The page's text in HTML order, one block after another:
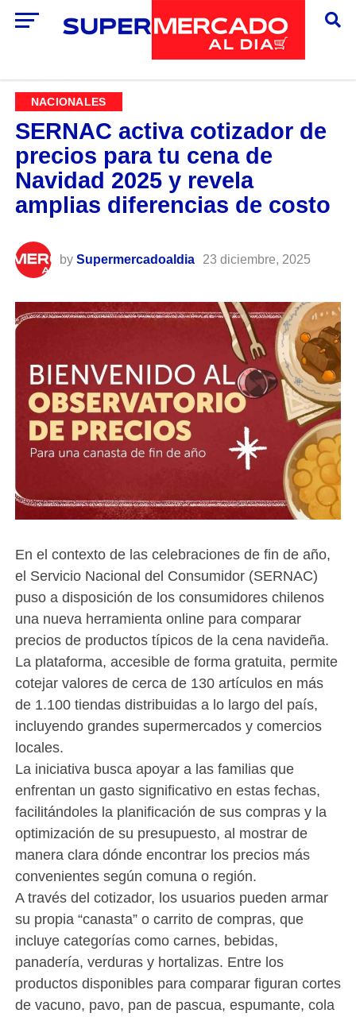
NACIONALES
SERNAC activa cotizador de
precios para tu cena de
Navidad 2025 y revela
amplias diferencias de costo
by Supermercadoaldia 23 diciembre, 2025
En el contexto de las celebraciones de fin de año,
el Servicio Nacional del Consumidor (SERNAC)
puso a disposición de los consumidores chilenos
una nueva herramienta online para comparar
precios de productos típicos de la cena navideña.
La plataforma, accesible de forma gratuita, permite
cotejar valores de cerca de 130 artículos en más
de 1.100 tiendas distribuidas a lo largo del país,
incluyendo grandes supermercados y comercios
locales.
La iniciativa busca apoyar a las familias que
enfrentan un gasto significativo en estas fechas,
facilitándoles la planificación de sus compras y la
optimización de su presupuesto, al mostrar de
manera clara dónde encontrar los precios más
convenientes según comuna o región.
A través del cotizador, los usuarios pueden armar
su propia “canasta” o carrito de compras, que
incluye categorías como carnes, bebidas,
panadería, verduras y hortalizas. Entre los
productos disponibles para comparar figuran cortes
de vacuno, pavo, pan de pascua, espumante, cola